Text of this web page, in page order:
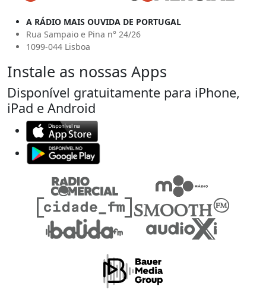
A RÁDIO MAIS OUVIDA DE PORTUGAL
Rua Sampaio e Pina n° 24/26
1099-044 Lisboa
Instale as nossas Apps
Disponível gratuitamente para iPhone,
iPad e Android